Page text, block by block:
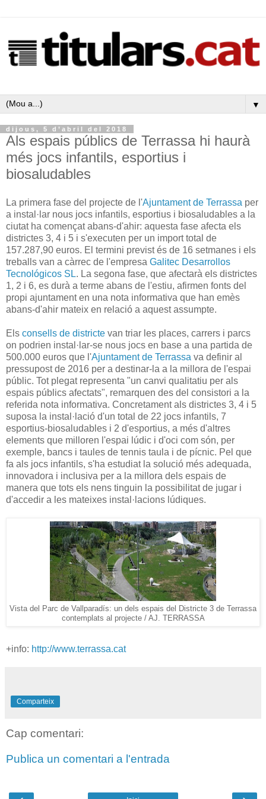
▼
dijous, 5 d’abril del 2018
Als espais públics de Terrassa hi haurà
més jocs infantils, esportius i
biosaludables
La primera fase del projecte de l'Ajuntament de Terrassa per
a instal·lar nous jocs infantils, esportius i biosaludables a la
ciutat ha començat abans-d'ahir: aquesta fase afecta els
districtes 3, 4 i 5 i s'executen per un import total de
157.287,90 euros. El termini previst és de 16 setmanes i els
treballs van a càrrec de l'empresa Galitec Desarrollos
Tecnológicos SL. La segona fase, que afectarà els districtes
1, 2 i 6, es durà a terme abans de l'estiu, afirmen fonts del
propi ajuntament en una nota informativa que han emès
abans-d'ahir mateix en relació a aquest assumpte.
Els consells de districte van triar les places, carrers i parcs
on podrien instal·lar-se nous jocs en base a una partida de
500.000 euros que l'Ajuntament de Terrassa va definir al
pressupost de 2016 per a destinar-la a la millora de l'espai
públic. Tot plegat representa "un canvi qualitatiu per als
espais públics afectats", remarquen des del consistori a la
referida nota informativa. Concretament als districtes 3, 4 i 5
suposa la instal·lació d'un total de 22 jocs infantils, 7
esportius-biosaludables i 2 d'esportius, a més d'altres
elements que milloren l'espai lúdic i d'oci com són, per
exemple, bancs i taules de tennis taula i de pícnic. Pel que
fa als jocs infantils, s'ha estudiat la solució més adequada,
innovadora i inclusiva per a la millora dels espais de
manera que tots els nens tinguin la possibilitat de jugar i
d'accedir a les mateixes instal·lacions lúdiques.
Vista del Parc de Vallparadís: un dels espais del Districte 3 de Terrassa
contemplats al projecte / AJ. TERRASSA
+info: http://www.terrassa.cat
Comparteix
Cap comentari:
Publica un comentari a l'entrada